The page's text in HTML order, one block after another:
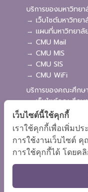
บริการของมหาวิทยา
→ เว็บไซต์มหาวิทยา
→ แผนที่มหาวิทยาลั
→ CMU Mail
→ CMU MIS
→ CMU SIS
→ CMU WiFi
บริการของคณะศึกษ
→ เว็บไซต์คณะศึกษ
→ ระบบจัดการเว็บไซต์
→ ระบบ Admission
→ EDU MIS
→ EDU SIS
เว็บไซต์นี้ใช้คุกกี้
เราใช้คุกกี้เพื่อเพิ่มป
การใช้งานเว็บไซต์
การใช้คุกกี้ได้ โดยค